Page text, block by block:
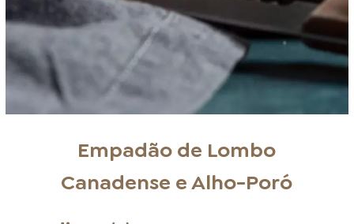
Empadão de Lombo
Canadense e Alho-Poró